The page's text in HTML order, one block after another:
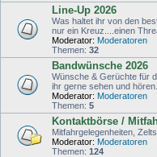
Line-Up 2026
Was haltet ihr von den
nur ein Kreuz....einen
Moderator: Moderatoren
Themen: 32
Bandwünsche 2026
Wünsche & Gerüchte für
ihr gerne sehen und hören...
Moderator: Moderatoren
Themen: 5
Kontaktbörse /
Mitfahrgelegenheiten,
Moderator: Moderatoren
Themen: 124